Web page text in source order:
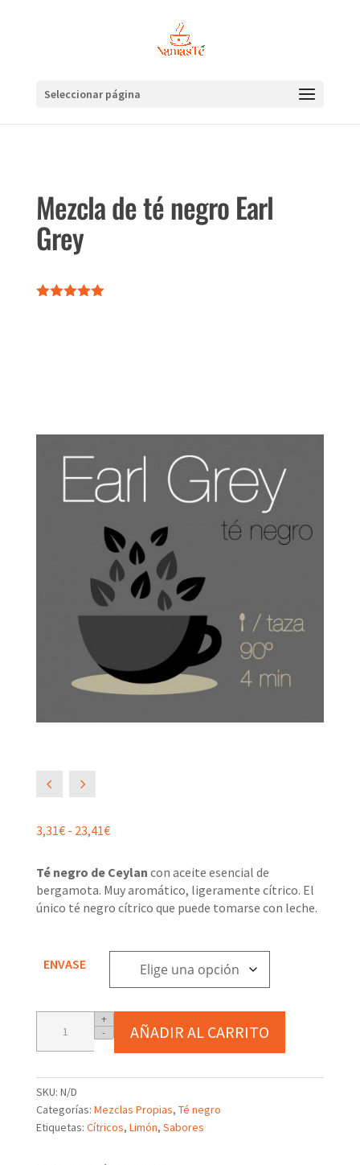
Seleccionar página
Mezcla de té negro Earl
Grey
4 5
3,31€ - 23,41€Rango
precios:
desde
3,31€
Té negro de Ceylan con aceite esencial de
bergamota. Muy aromático, ligeramente cítrico. El
único té negro cítrico que puede tomarse con leche.
ENVASE
té
Earl
Grey
cantidad
+
-
AÑADIR AL CARRITO
SKU: N/D
Categorías: Mezclas Propias, Té negro
Etiquetas: Cítricos, Limón, Sabores